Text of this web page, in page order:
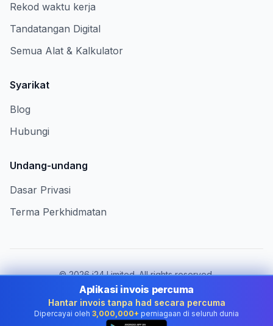
Rekod waktu kerja
Tandatangan Digital
Semua Alat & Kalkulator
Syarikat
Blog
Hubungi
Undang-undang
Dasar Privasi
Terma Perkhidmatan
©2026i24 Limited. All rights reserved.
Berkhidmat untuk perniagaan di Malaysia
Tukar negara:
Malaysia
Aplikasi invois percuma
Hantar invois tanpa had secara percuma
Dipercayai oleh 3,000,000+ perniagaan di seluruh dunia